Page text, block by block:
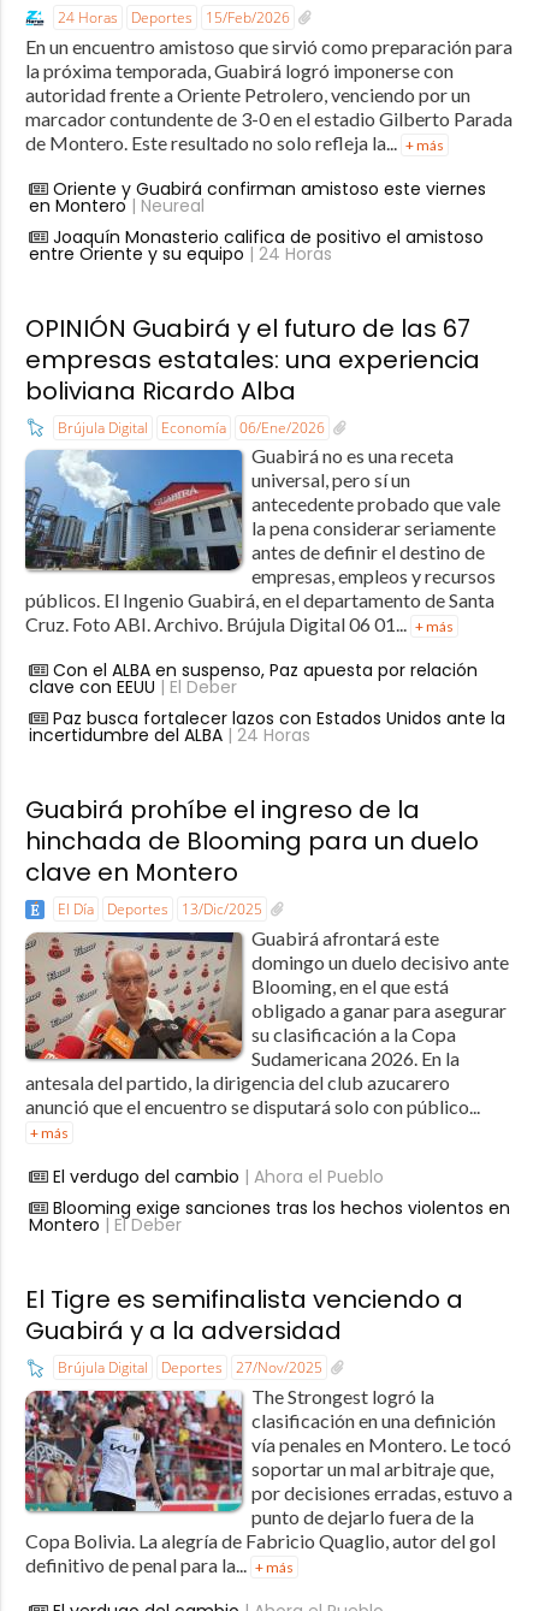
24 Horas Deportes 15/Feb/2026
En un encuentro amistoso que sirvió como preparación para
la próxima temporada, Guabirá logró imponerse con
autoridad frente a Oriente Petrolero, venciendo por un
marcador contundente de 3-0 en el estadio Gilberto Parada
de Montero. Este resultado no solo refleja la...
+ más
Oriente y Guabirá confirman amistoso este viernes
en Montero| Neureal
Joaquín Monasterio califica de positivo el amistoso
entre Oriente y su equipo | 24 Horas
OPINIÓN Guabirá y el futuro de las 67
empresas estatales: una experiencia
boliviana Ricardo Alba
Brújula Digital Economía 06/Ene/2026
Guabirá no es una receta
universal, pero sí un
antecedente probado que vale
la pena considerar seriamente
antes de definir el destino de
empresas, empleos y recursos
públicos. El Ingenio Guabirá, en el departamento de Santa
Cruz. Foto ABI. Archivo. Brújula Digital 06 01... + más
Con el ALBA en suspenso, Paz apuesta por relación
clave con EEUU | El Deber
Paz busca fortalecer lazos con Estados Unidos ante la
incertidumbre del ALBA| 24 Horas
Guabirá prohíbe el ingreso de la
hinchada de Blooming para un duelo
clave en Montero
El Día Deportes 13/Dic/2025
Guabirá afrontará este
domingo un duelo decisivo ante
Blooming, en el que está
obligado a ganar para asegurar
su clasificación a la Copa
Sudamericana 2026. En la
antesala del partido, la dirigencia del club azucarero
anunció que el encuentro se disputará solo con público...
+ más
El verdugo del cambio | Ahora el Pueblo
Blooming exige sanciones tras los hechos violentos en
Montero | El Deber
El Tigre es semifinalista venciendo a
Guabirá y a la adversidad
Brújula Digital Deportes 27/Nov/2025
The Strongest logró la
clasificación en una definición
vía penales en Montero. Le tocó
soportar un mal arbitraje que,
por decisiones erradas, estuvo a
punto de dejarlo fuera de la
Copa Bolivia. La alegría de Fabricio Quaglio, autor del gol
definitivo de penal para la... + más